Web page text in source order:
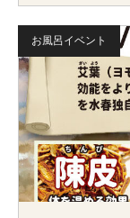
お風呂イベント